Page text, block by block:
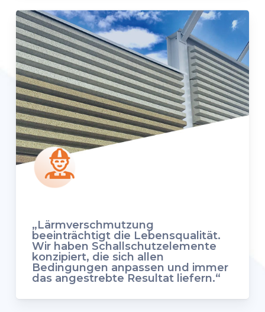
„Lärmverschmutzung
beeinträchtigt die Lebensqualität.
Wir haben Schallschutzelemente
konzipiert, die sich allen
Bedingungen anpassen und immer
das angestrebte Resultat liefern.“